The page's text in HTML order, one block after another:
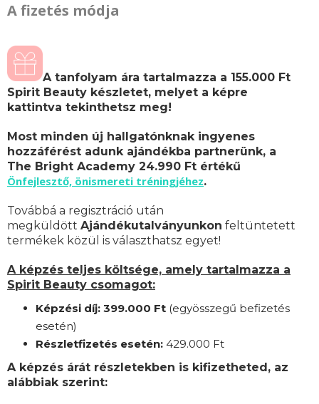
A fizetés módja
A tanfolyam ára tartalmazza a 155.000 Ft
Spirit Beauty készletet, melyet a képre
kattintva tekinthetsz meg!
Most minden új hallgatónknak ingyenes
hozzáférést adunk ajándékba partnerünk, a
The Bright Academy 24.990 Ft értékű
Önfejlesztő, önismereti tréningjéhez.
Továbbá a regisztráció után
megküldött Ajándékutalványunkon feltüntetett
termékek közül is választhatsz egyet!
A képzés teljes költsége, amely tartalmazza a
Spirit Beauty csomagot:
Képzési díj: 399.000 Ft (egyösszegű befizetés
esetén)
Részletfizetés esetén: 429.000 Ft
A képzés árát részletekben is kifizetheted, az
alábbiak szerint: